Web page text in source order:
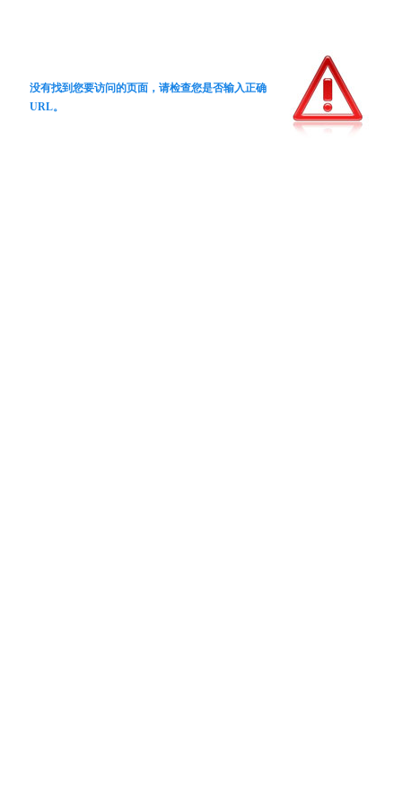
没有找到您要访问的页面，请检查您是否输入正确
URL。